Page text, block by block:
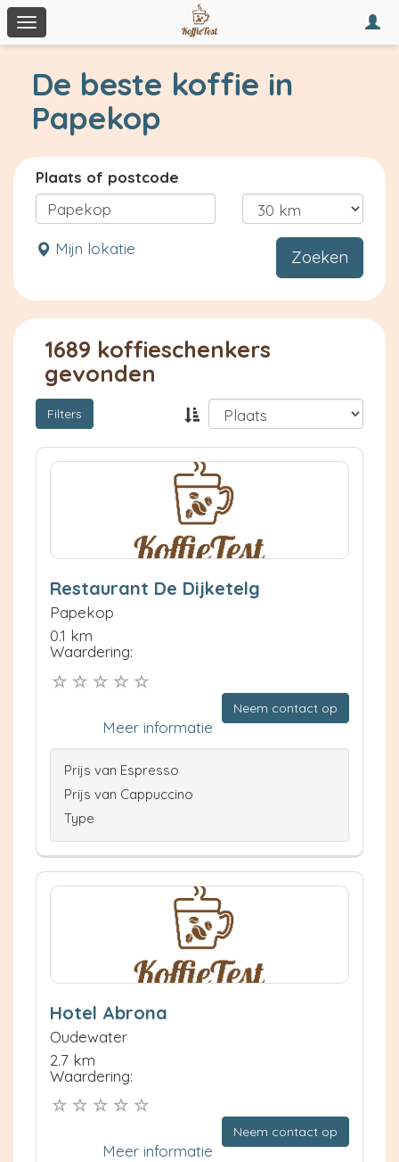
Toggle
navigation
De beste koffie in
Papekop
Plaats of postcode
Mijn lokatie Zoeken
1689 koffieschenkers
gevonden
Filters
Restaurant De Dijketelg
Papekop
0.1 km
Waardering:
Neem contact op
Meer informatie
Prijs van Espresso
Prijs van Cappuccino
Type
Hotel Abrona
Oudewater
2.7 km
Waardering:
Neem contact op
Meer informatie